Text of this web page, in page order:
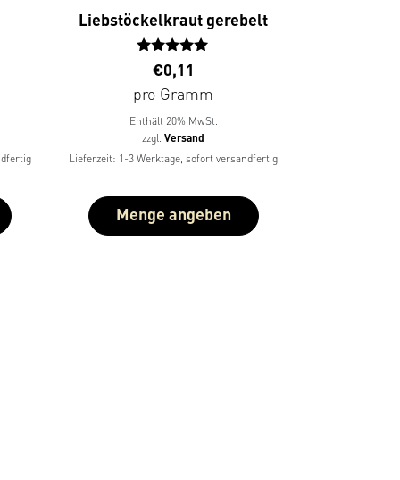
Liebstöckelkraut gerebelt
Bewertet
mit
4.67
von 5
€0,11
pro Gramm
Enthält 20% MwSt.
zzgl.Versand
Lieferzeit: 1-3 Werktage, sofort versandfertig
Menge angeben